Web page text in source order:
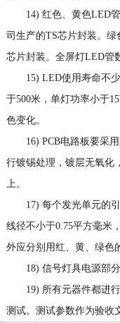
14) 红色、黄色LED
司生产的TS芯片封装。绿
芯片封装。全屏灯LED管
15) LED使用寿命不
于500米，单灯功率小于
色变化。
16) PCB电路板要采
行镀锡处理，镀层无氧化
上。
17) 每个发光单元的
线径不小于0.75平方毫米
外应分别用红、黄、绿色
18) 信号灯具电源部
19) 所有元器件都进
测试。测试参数作为验收